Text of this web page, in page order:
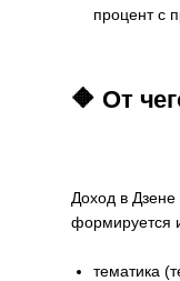
процент с
🔶 От
Доход в
формируется
тематика